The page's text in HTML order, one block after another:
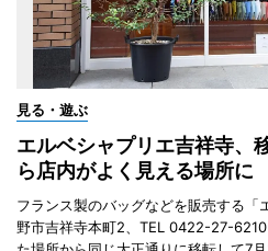
見る・遊ぶ
エルベシャプリエ吉祥寺
ら店内がよく見える場所に
フランス製のバッグなどを販売する「
野市吉祥寺本町2、TEL 0422-27-